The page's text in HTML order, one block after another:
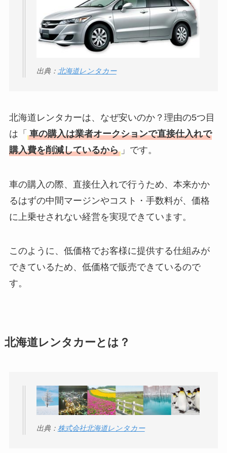
出典： 北海道レンタカー
北海道レンタカーは、なぜ安いのか？理由の5つ目
は「 車の購入は業者オークションで直接仕入れで
購入費を削減しているから 」です。
車の購入の際、直接仕入れで行うため、本来かか
るはずの中間マージンやコスト・手数料が、価格
に上乗せされない経営を実現できています。
このように、低価格でお客様に提供する仕組みが
できているため、低価格で販売できているので
す。
北海道レンタカーとは？
出典： 株式会社北海道レンタカー